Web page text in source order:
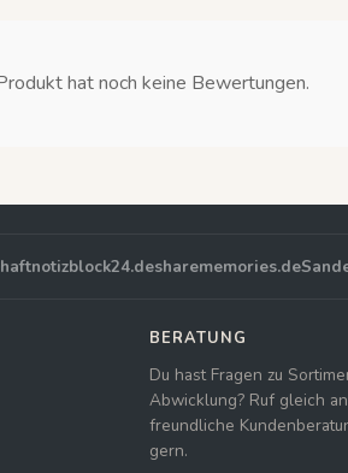
hat noch keine Bewertungen.
haftnotizblock24.desharememories.de
BERATUNG
Du hast Fragen zu
Abwicklung? Ruf gleich
freundliche
gern.